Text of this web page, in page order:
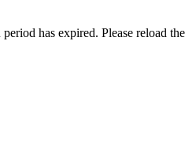
has expired. Please reload the